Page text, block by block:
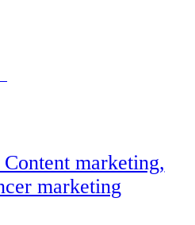
marketing,
marketing